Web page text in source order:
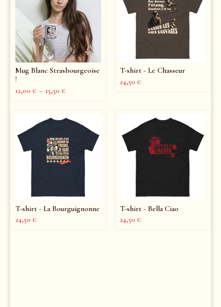
Mug Blanc Strasbourgeoise
!
12,00 € – 15,50 €
T-shirt - Le Chasseur
24,50 €
T-shirt - La Bourguignonne
24,50 €
T-shirt - Bella Ciao
24,50 €